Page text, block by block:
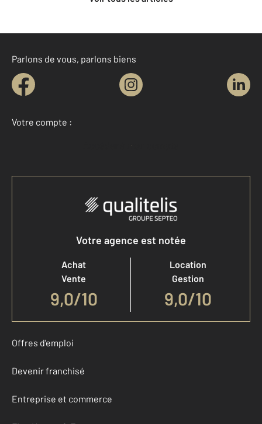
Parlons de vous, parlons biens
Votre compte :
Accéder à mon compte
Votre agence est notée
Achat
Vente
9,0/10
Location
Gestion
9,0/10
Offres d'emploi
Devenir franchisé
Entreprise et commerce